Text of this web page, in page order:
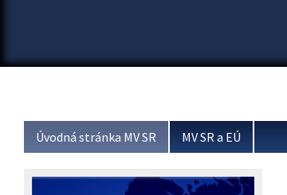
Úvodná stránka MV SR MV SR a EÚ